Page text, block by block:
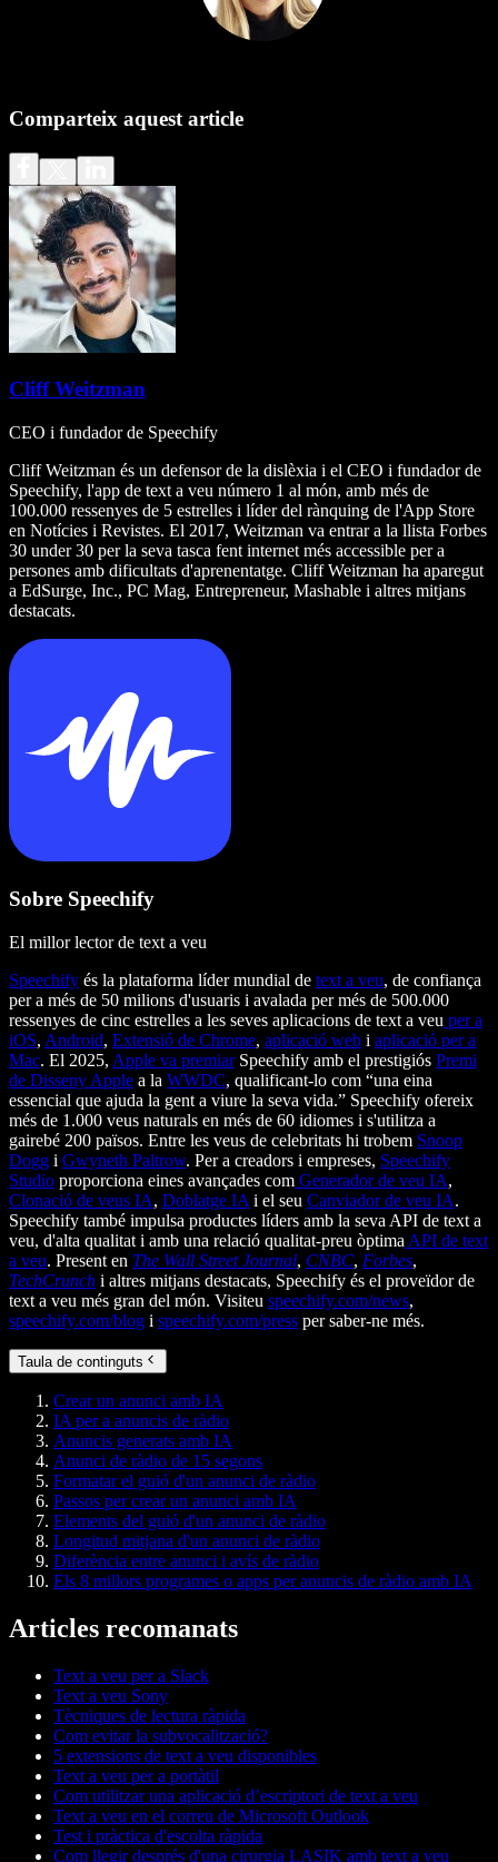
Comparteix aquest article
Cliff Weitzman
CEO i fundador de Speechify
Cliff Weitzman és un defensor de la dislèxia i el CEO i fundador de
Speechify, l'app de text a veu número 1 al món, amb més de
100.000 ressenyes de 5 estrelles i líder del rànquing de l'App Store
en Notícies i Revistes. El 2017, Weitzman va entrar a la llista Forbes
30 under 30 per la seva tasca fent internet més accessible per a
persones amb dificultats d'aprenentatge. Cliff Weitzman ha aparegut
a EdSurge, Inc., PC Mag, Entrepreneur, Mashable i altres mitjans
destacats.
Sobre Speechify
El millor lector de text a veu
Speechify és la plataforma líder mundial de text a veu, de confiança
per a més de 50 milions d'usuaris i avalada per més de 500.000
ressenyes de cinc estrelles a les seves aplicacions de text a veu per a
iOS, Android, Extensió de Chrome, aplicació web i aplicació per a
Mac. El 2025, Apple va premiarSpeechify amb el prestigiós Premi
de Disseny Apple a la WWDC, qualificant-lo com “una eina
essencial que ajuda la gent a viure la seva vida.” Speechify ofereix
més de 1.000 veus naturals en més de 60 idiomes i s'utilitza a
gairebé 200 països. Entre les veus de celebritats hi trobem Snoop
Dogg i Gwyneth Paltrow. Per a creadors i empreses, Speechify
Studio proporciona eines avançades com Generador de veu IA,
Clonació de veus IA, Doblatge IA i el seu Canviador de veu IA.
Speechify també impulsa productes líders amb la seva API de text a
veu, d'alta qualitat i amb una relació qualitat-preu òptima API de text
a veu. Present en The Wall Street Journal, CNBC, Forbes,
TechCrunch i altres mitjans destacats, Speechify és el proveïdor de
text a veu més gran del món. Visiteu speechify.com/news,
speechify.com/blog i speechify.com/press per saber-ne més.
Taula de continguts
Crear un anunci amb IA
IA per a anuncis de ràdio
Anuncis generats amb IA
Anunci de ràdio de 15 segons
Formatar el guió d'un anunci de ràdio
Passos per crear un anunci amb IA
Elements del guió d'un anunci de ràdio
Longitud mitjana d'un anunci de ràdio
Diferència entre anunci i avís de ràdio
Els 8 millors programes o apps per anuncis de ràdio amb IA
Articles recomanats
Text a veu per a Slack
Text a veu Sony
Tècniques de lectura ràpida
Com evitar la subvocalització?
5 extensions de text a veu disponibles
Text a veu per a portàtil
Com utilitzar una aplicació d’escriptori de text a veu
Text a veu en el correu de Microsoft Outlook
Test i pràctica d'escolta ràpida
Com llegir després d'una cirurgia LASIK amb text a veu